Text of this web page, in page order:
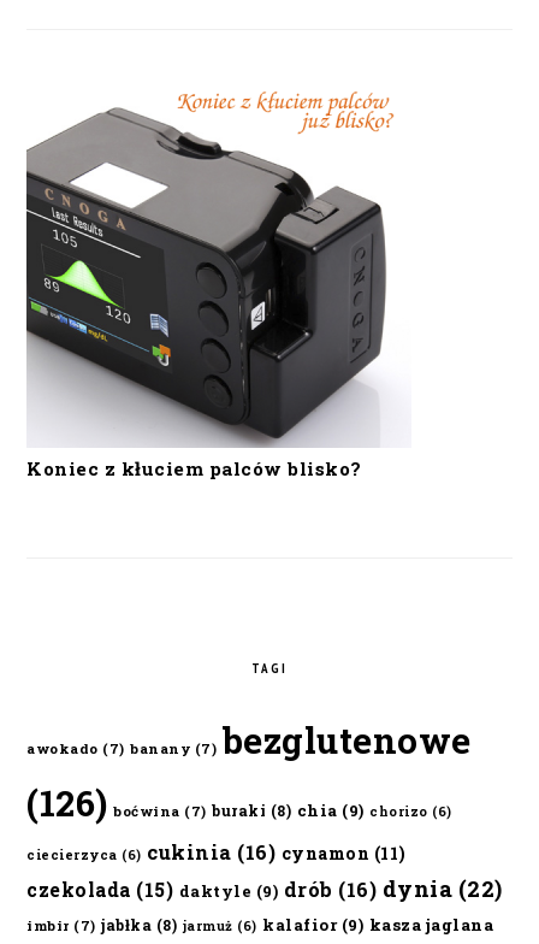
Koniec z kłuciem palców blisko?
TAGI
awokado (7) banany (7) bezglutenowe
(126) boćwina (7) buraki (8) chia (9) chorizo (6)
ciecierzyca (6) cukinia (16) cynamon (11)
czekolada (15) daktyle (9) drób (16) dynia (22)
imbir (7) jabłka (8) jarmuż (6) kalafior(9) kasza jaglana